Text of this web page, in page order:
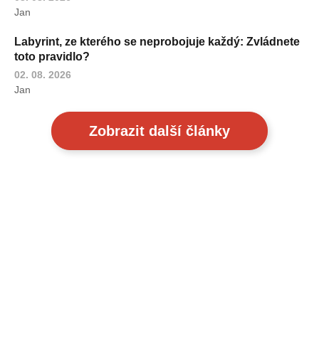
Jan
Labyrint, ze kterého se neprobojuje každý: Zvládnete
toto pravidlo?
02. 08. 2026
Jan
Zobrazit další články